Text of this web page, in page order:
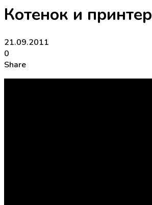
Котенок и принтер
21.09.2011
0
Share